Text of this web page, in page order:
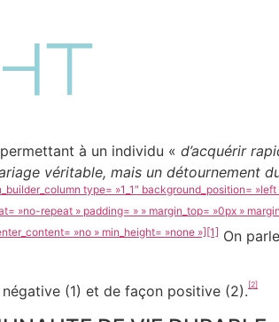
à un individu « d’acquérir
véritable, mais un détournement
type= »1_1″ background_position=
»no-repeat » padding= » » margin_top= »0px »
»no » min_height= »none »][1] On
(1) et de façon positive (2).[2]